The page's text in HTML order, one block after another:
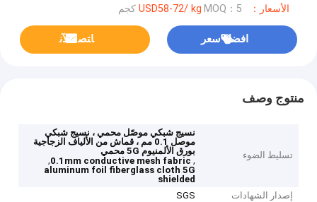
الأسعار：USD58-72/ kg MOQ：5 كجم
افضل سعر ﺎﺘﺼﻟ ﺍﻶﻧ
منتوج وصف
تسليط الضوء
نسيج شبكي موصّل محمي ، نسيج شبكي
موصل 0.1 مم ، قماش من الألياف الزجاجية
بورق الألمنيوم 5G محمي
,
0.1mm conductive mesh fabric
,
aluminum foil fiberglass cloth 5G
shielded
إصدار الشهادات
SGS